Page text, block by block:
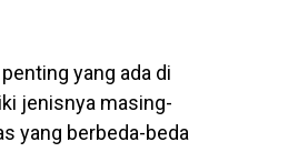
yang ada di
jenisnya masing-
yang berbeda-beda